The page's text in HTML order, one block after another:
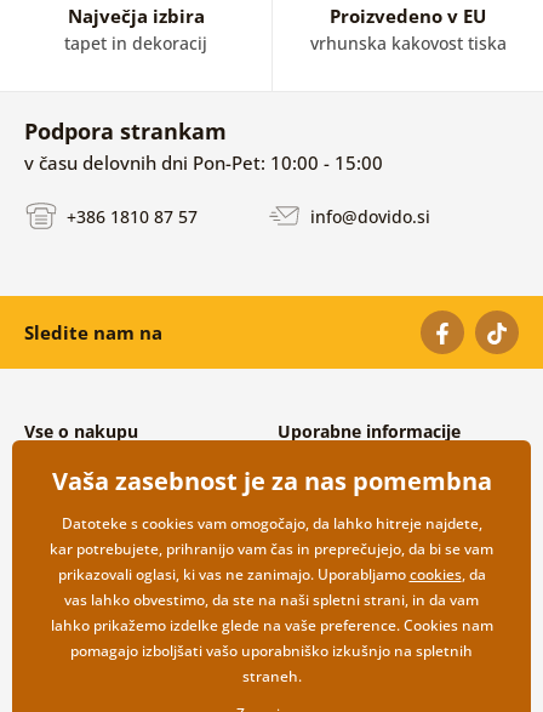
Največja izbira
tapet in dekoracij
Proizvedeno v EU
vrhunska kakovost tiska
Podpora strankam
v času delovnih dni Pon-Pet: 10:00 - 15:00
+386 1810 87 57 info@dovido.si
Sledite nam na
Vse o nakupu
Splošni in reklamacijski pogoji
Varovanje osebnih podatkov
Možnosti dostave in plačila
Vračilo blaga
Uporabne informacije
Pogosto zastavljena vprašanja
Kontakti
Veleprodaja
Vaša zasebnost je za nas pomembna
Datoteke s cookies vam omogočajo, da lahko hitreje najdete,
kar potrebujete, prihranijo vam čas in preprečujejo, da bi se vam
prikazovali oglasi, ki vas ne zanimajo. Uporabljamocookies, da
vas lahko obvestimo, da ste na naši spletni strani, in da vam
lahko prikažemo izdelke glede na vaše preference. Cookies nam
pomagajo izboljšati vašo uporabniško izkušnjo na spletnih
straneh.